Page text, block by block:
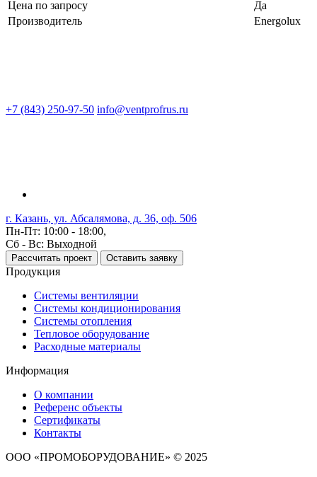
Цена по запросу
Да
Производитель
Energolux
+7 (843) 250-97-50 info@ventprofrus.ru
г. Казань, ул. Абсалямова, д. 36, оф. 506
Пн-Пт: 10:00 - 18:00,
Сб - Вс: Выходной
Рассчитать проект Оставить заявку
Продукция
Системы вентиляции
Системы кондиционирования
Системы отопления
Тепловое оборудование
Расходные материалы
Информация
О компании
Референс объекты
Сертификаты
Контакты
ООО «ПРОМОБОРУДОВАНИЕ» © 2025